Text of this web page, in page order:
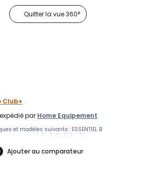
Quitter la vue 360°
Club+
par Home Equipement
et modèles suivants : ESSENTIEL B
commerciale de l’article : Non
EDM5 EDEN PRESTIGE9011508
Ajouter au comparateur